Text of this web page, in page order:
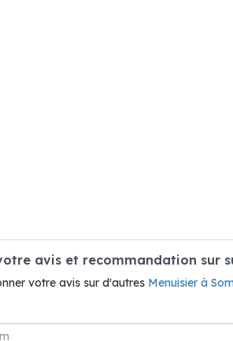
avis et recommandation sur
votre avis sur d'autres Menuisier à